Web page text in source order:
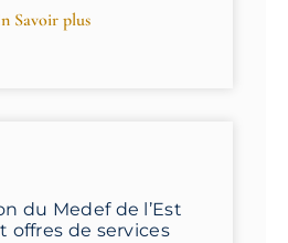
Savoir plus
du Medef de l’Est
offres de services